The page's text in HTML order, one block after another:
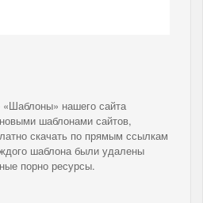
«Шаблоны» нашего сайта
шаблонами сайтов,
скачать по прямым ссылкам
шаблона были удалены
порно ресурсы.